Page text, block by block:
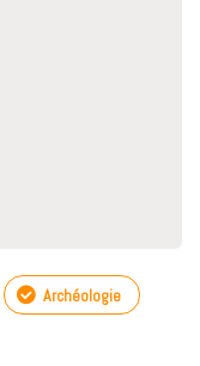
Archéologie